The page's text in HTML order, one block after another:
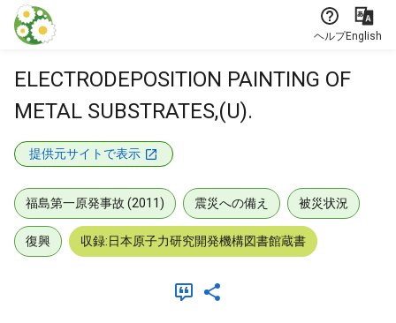
本文に飛ぶ
ヘルプEnglish
ELECTRODEPOSITION PAINTING OF
METAL SUBSTRATES,(U).
提供元サイトで表示
福島第一原発事故 (2011) 震災への備え 被災状況
復興 収録:日本原子力研究開発機構図書館蔵書